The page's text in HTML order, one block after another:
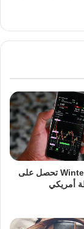
شركة Wintermute تحصل على
أمريكي